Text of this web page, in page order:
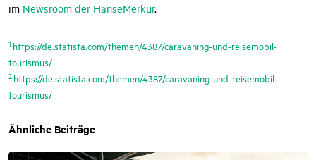
im Newsroom der HanseMerkur.
1 https://de.statista.com/themen/4387/caravaning-und-reisemobil-
tourismus/
2https://de.statista.com/themen/4387/caravaning-und-reisemobil-
tourismus/
Ähnliche Beiträge